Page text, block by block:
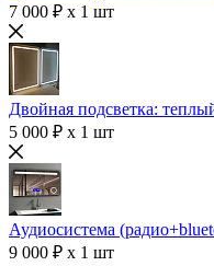
7 000 ₽ x 1 шт
Двойная подсветка:
5 000 ₽ x 1 шт
Аудиосистема
9 000 ₽ x 1 шт